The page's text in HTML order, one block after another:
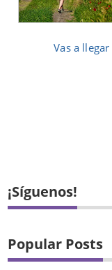
Vas a llegar
¡Síguenos!
Popular Posts